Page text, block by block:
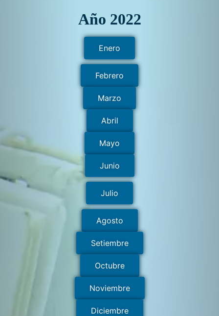
Año 2022
Enero
Febrero
Marzo
Abril
Mayo
Junio
Julio
Agosto
Setiembre
Octubre
Noviembre
Diciembre